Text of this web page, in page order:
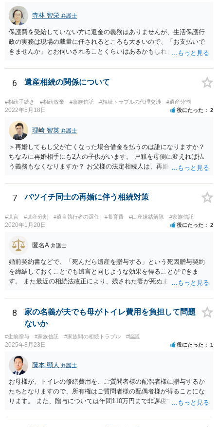
寺林 智栄 弁護士
保護費を受給していない方に返金の義務はありませんが、生活保護行
政の実務は現場の裁量に任されるところも大きいので、「お支払いで
きませんか」とお伺いされることくらいはあるかもしれません。 通報
考えてご判断いただくのが良いと思います。
6 遺産相続の関係について
#相続手続き #相続放棄 #家族信託 #相続トラブルの代理交渉 #遺産分割
2022年5月18日 役にたった 2
理崎 智英 弁護士
＞再婚してもし父が亡くなった場合借金を払うのは誰になりますか？
ちなみに再婚相手にも2人の子供がいます。 戸籍を母側に変えれば払
う義務もなくなりますか？ お父様の法定相続人は、再婚相手とご相談
戸籍がどこにあるのかは関係ありません。 ただし、お父様が亡くなっ
たことを知ってから３か月以内に家庭裁判所にて「相続放棄」の手続
7 バツイチ同士の再婚に伴う相続対策
#遺言 #遺産分割 #遺言執行者の選任 #養育費 #口座凍結解除 #家族信託
2020年1月20日 役にたった 2
匿名A 弁護士
婚前契約書などで、「死んだら遺産を贈与する」という死因贈与契約
を締結しておくことでも遺言と同じような効果を得ることができま
す。 また最近の相続法改正により、残された妻が死ぬまで家に住み続
で、その制度を活用する方法も考えられます。 もし契約書の作成まで
視野に入れておられる場合は、お近くの弁護士、できれば相続に強い
弁護士にご相談なさるとよいでしょう。
8
家の名義が夫でも母がトイレ費用を負担して問題
ないか
#生前贈与 #家族信託 #家族間の相続トラブル #協議
2025年8月23日 役にたった 1
藤本 顯人 弁護士
お母様が、トイレの修繕費用を、ご質問者様の配偶者様に贈与するか
たちとなりますので、所有権はご質問者様の配偶者様が得ることにな
ります。 また、贈与については年間110万円まで非課税であり、トイ